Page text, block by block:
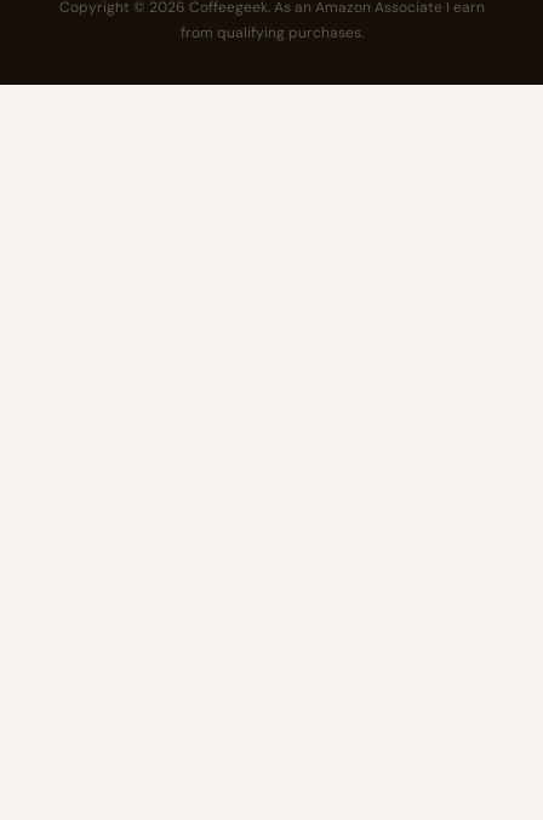
Copyright © 2026 Coffeegeek. As an Amazon Associate I earn
from qualifying purchases.